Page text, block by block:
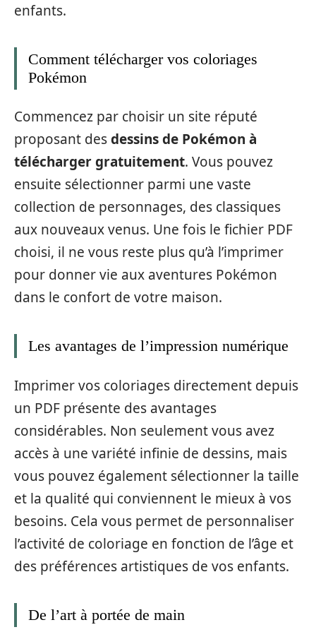
enfants.
Comment télécharger vos coloriages
Pokémon
Commencez par choisir un site réputé
proposant desdessins de Pokémon à
télécharger gratuitement. Vous pouvez
ensuite sélectionner parmi une vaste
collection de personnages, des classiques
aux nouveaux venus. Une fois le fichier PDF
choisi, il ne vous reste plus qu’à l’imprimer
pour donner vie aux aventures Pokémon
dans le confort de votre maison.
Les avantages de l’impression numérique
Imprimer vos coloriages directement depuis
un PDF présente des avantages
considérables. Non seulement vous avez
accès à une variété infinie de dessins, mais
vous pouvez également sélectionner la taille
et la qualité qui conviennent le mieux à vos
besoins. Cela vous permet de personnaliser
l’activité de coloriage en fonction de l’âge et
des préférences artistiques de vos enfants.
De l’art à portée de main